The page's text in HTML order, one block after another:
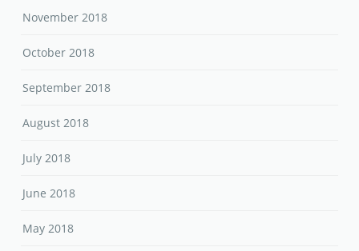
November 2018
October 2018
September 2018
August 2018
July 2018
June 2018
May 2018